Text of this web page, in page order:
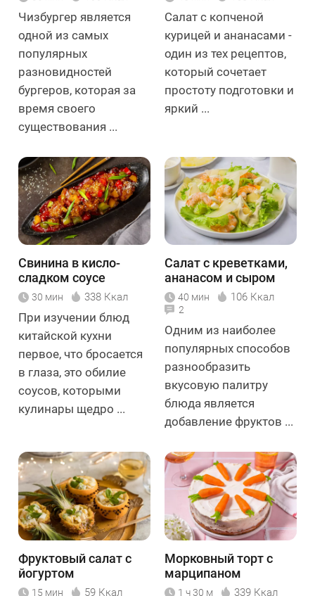
Чизбургер является
одной из самых
популярных
разновидностей
бургеров, которая за
время своего
существования ...
Салат с копченой
курицей и ананасами -
один из тех рецептов,
который сочетает
простоту подготовки и
яркий ...
Свинина в кисло-
сладком соусе
30 мин 338 Ккал
При изучении блюд
китайской кухни
первое, что бросается
в глаза, это обилие
соусов, которыми
кулинары щедро ...
Салат с креветками,
ананасом и сыром
40 мин 106 Ккал
2
Одним из наиболее
популярных способов
разнообразить
вкусовую палитру
блюда является
добавление фруктов ...
Фруктовый салат с
йогуртом
15 мин 59 Ккал
Морковный торт с
марципаном
1 ч 30 м 339 Ккал